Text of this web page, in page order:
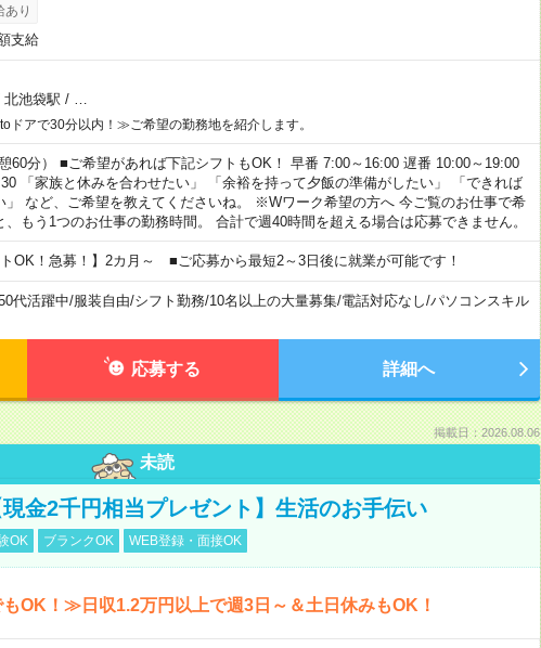
あり
支給
北池袋駅 /
ドアで30分以内！≫ご希望の勤務地を紹介します。
60分） ■ご希望があれば下記シフトもOK！ 早番 7:00～16:00 遅番 10:00～19:00
「家族と休みを合わせたい」 「余裕を持って夕飯の準備がしたい」 「できれば
」 など、ご希望を教えてくださいね。 ※Wワーク希望の方へ 今ご覧のお仕事で希
もう1つのお仕事の勤務時間。 合計で週40時間を超える場合は応募できません。
トOK！急募！】2カ月～ ■ご応募から最短2～3日後に就業が可能です！
代活躍中/服装自由/シフト勤務/10名以上の大量募集/電話対応なし/パソコンスキル
応募する 詳細へ
掲載日：2026.08.06
未読
金2千円相当プレゼント】生活のお手伝い
OK ブランクOK WEB登録・面接OK
OK！≫日収1.2万円以上で週3日～＆土日休みもOK！